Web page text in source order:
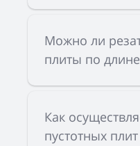
Можно ли
плиты по
Как
пустотных